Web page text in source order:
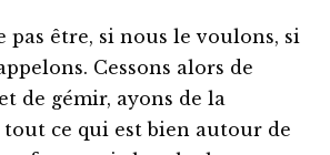
pas être, si nous le voulons, si
Cessons alors de
de gémir, ayons de la
ce qui est bien autour de